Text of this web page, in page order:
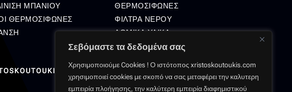
Σεβόμαστε τα δεδομένα σας
Χρησιμοποιούμε Cookies ! Ο ιστότοπος xristoskoutoukis.com
χρησιμοποιεί cookies με σκοπό να σας μεταφέρει την καλυτερη
εμπειρία πλοήγησης, την καλύτερη εμπειρία διαφημιστικού
ΜΠΑΝΙΟΥ
ΘΕΡΜΟΣΙΦΩΝΕΣ
ΘΕΡΜΟΣΙΦΩΝΕΣ
ΦΙΛΤΡΑ ΝΕΡΟΥ
ΔΟΜΙΚΑ ΥΛΙΚΑ